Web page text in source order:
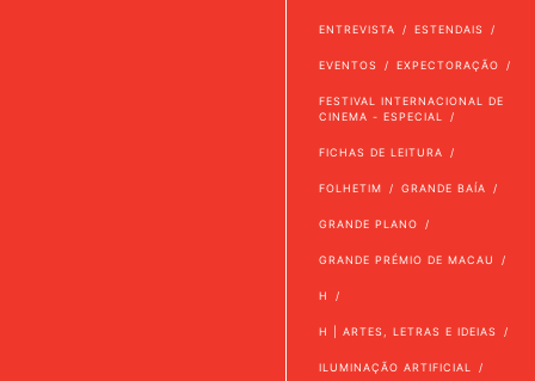
ENTREVISTA ESTENDAIS
EVENTOS EXPECTORAÇÃO
FESTIVAL INTERNACIONAL DE
CINEMA - ESPECIAL
FICHAS DE LEITURA
FOLHETIM GRANDE BAÍA
GRANDE PLANO
GRANDE PRÉMIO DE MACAU
H
H | ARTES, LETRAS E IDEIAS
ILUMINAÇÃO ARTIFICIAL